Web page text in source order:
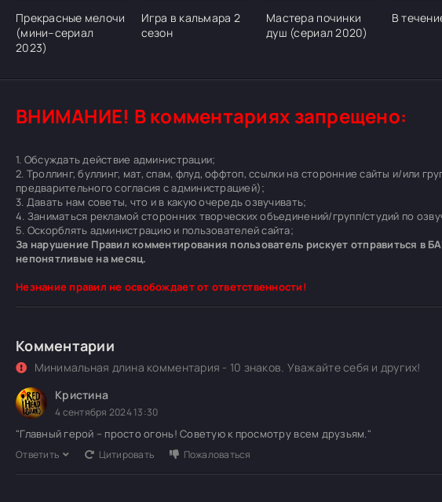
Прекрасные мелочи
(мини–сериал
2023)
Игра в кальмара 2
сезон
Мастера починки
душ (сериал 2020)
В
ВНИМАНИЕ! В комментариях запрещено:
1. Обсуждать действие администрации;
2. Троллинг, буллинг, мат, спам, флуд, оффтоп, ссылки на сторонние сайты и/или
предварительного согласия с администрацией);
3. Давать нам советы, что и в какую очередь озвучивать;
4. Заниматься рекламой сторонних творческих объединений/групп/студий по
5. Оскорблять администрацию и пользователей сайта;
За нарушение Правил комментирования пользователь рискует отправиться в
непонятливые на месяц.
Незнание правил не освобождает от ответственности!
Комментарии
Минимальная длина комментария - 10 знаков. Уважайте себя и других!
Кристина
4 сентября 2024 13:30
"Главный герой – просто огонь! Советую к просмотру всем друзьям."
Ответить Цитировать Пожаловаться